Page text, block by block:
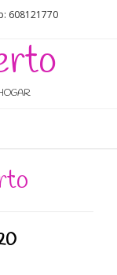
608121770